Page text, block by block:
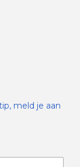
meld je aan